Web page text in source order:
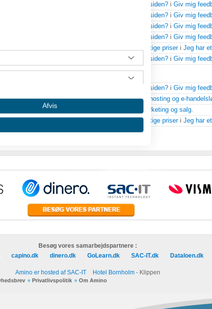
WhiteAway.Com - hvad siger i til forsiden? i Giv mig
WhiteAway.Com - hvad siger i til forsiden? i Giv mig
WhiteAway.Com - hvad siger i til forsiden? i Giv mig
WhiteAway.Com - hvad siger i til forsiden? i Giv mig
Hårde hvidevarer til konkurrencedygtige priseri Jeg har
WhiteAway.Com - hvad siger i til forsiden? i Giv mig
WhiteAway.Com - hvad siger i til forsiden? i Giv mig
svarede påVærktøj til bruger analyseiTeknik, hosting og e-
svarede påHvornår dykker salget? Internetmarketing og salg.
Hårde hvidevarer til konkurrencedygtige priseri Jeg har
Besøg vores samarbejdspartnere :
capino.dk dinero.dk GoLearn.dk SAC-IT.dk Dataloen.dk
Amino er hosted af SAC-IT Hotel Bornholm - Klippen
Privatlivspolitik Om Amino
fra forskellige
Afvis